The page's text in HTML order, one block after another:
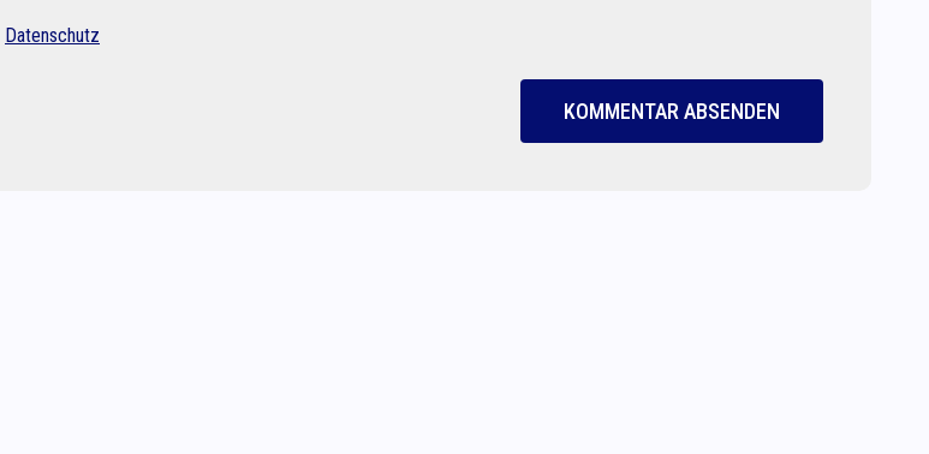
Datenschutz
KOMMENTAR ABSENDEN